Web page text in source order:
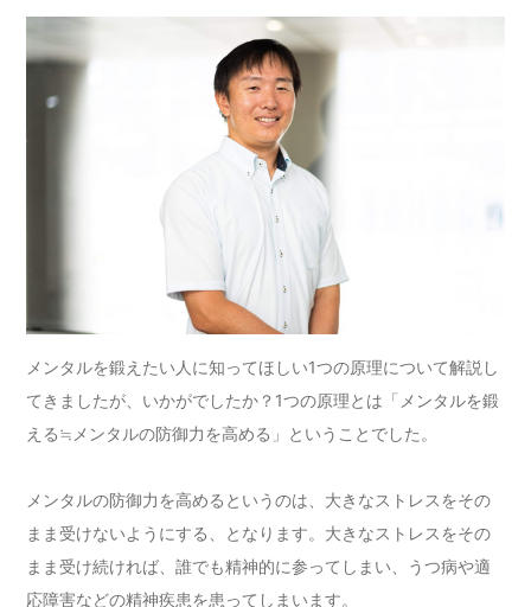
メンタルを鍛えたい人に知ってほしい1つの原理について解説し
てきましたが、いかがでしたか？1つの原理とは「メンタルを鍛
える≒メンタルの防御力を高める」ということでした。
メンタルの防御力を高めるというのは、大きなストレスをその
まま受けないようにする、となります。大きなストレスをその
まま受け続ければ、誰でも精神的に参ってしまい、うつ病や適
応障害などの精神疾患を患ってしまいます。